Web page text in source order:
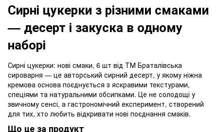
Сирні цукерки з різними смаками
— десерт і закуска в одному
наборі
Сирні цукерки: нові смаки, 6 шт від ТМ Браталівська
сироварня — це авторський сирний десерт, у якому ніжна
кремова основа поєднується з яскравими текстурами,
спеціями та натуральними обсипками. Це не солодощі у
звичному сенсі, а гастрономічний експеримент, створений
для тих, хто любить відкривати нові поєднання смаків.
Що це за продукт